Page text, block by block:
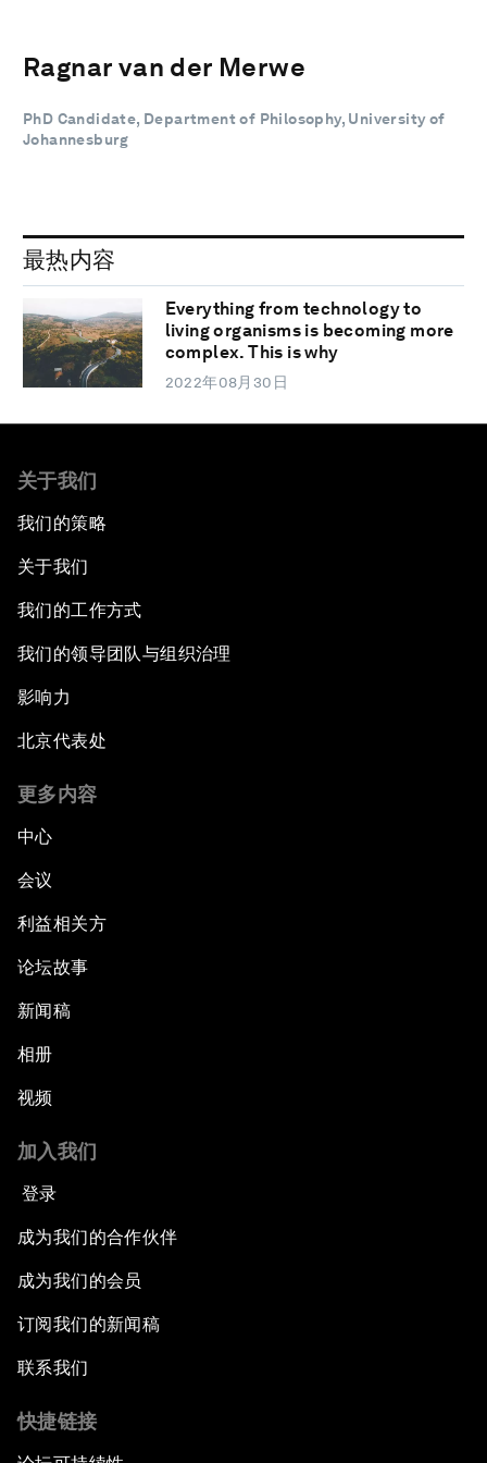
Ragnar van der Merwe
PhD Candidate, Department of Philosophy, University of
Johannesburg
最热内容
Everything from technology to
living organisms is becoming more
complex. This is why
2022年08月30日
关于我们
我们的策略
关于我们
我们的工作方式
我们的领导团队与组织治理
影响力
北京代表处
更多内容
中心
会议
利益相关方
论坛故事
新闻稿
相册
视频
加入我们
登录
成为我们的合作伙伴
成为我们的会员
订阅我们的新闻稿
联系我们
快捷链接